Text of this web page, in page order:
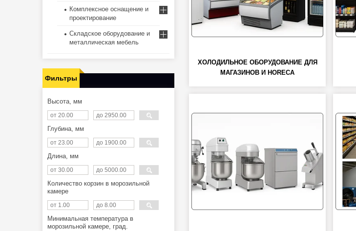
ХОЛОДИЛЬНОЕ ОБОРУДОВАНИЕ ДЛЯ
МАГАЗИНОВ И HORECA
Комплексное оснащение и
проектирование
Складское оборудование и
металлическая мебель
Фильтры
Высота, мм
Глубина, мм
Длина, мм
Количество корзин в морозильной
камере
Минимальная температура в
морозильной камере, град.